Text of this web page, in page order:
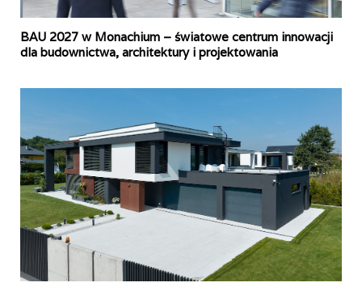
BAU 2027 w Monachium – światowe centrum innowacji
dla budownictwa, architektury i projektowania